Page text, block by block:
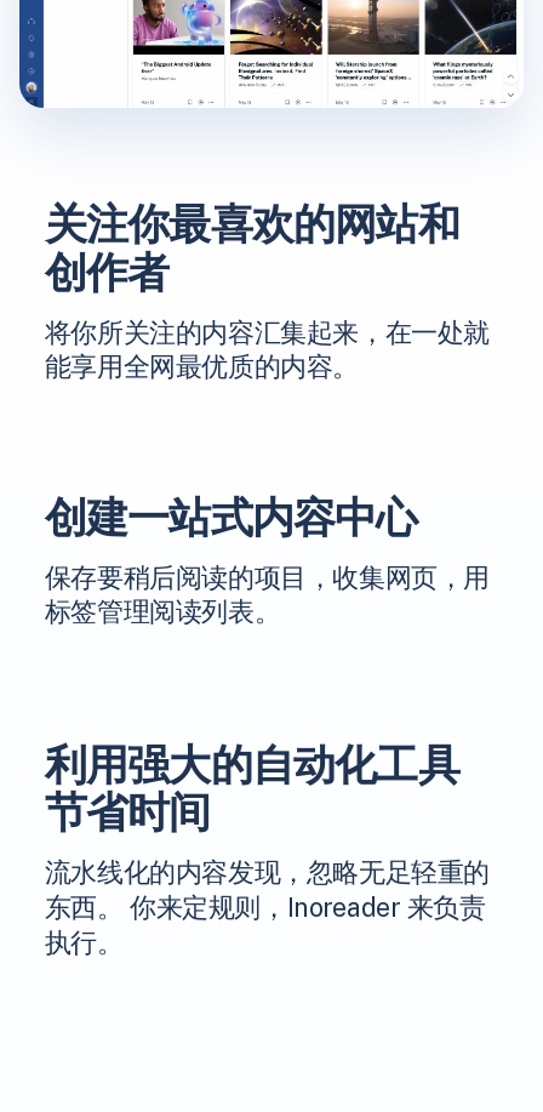
关注你最喜欢的网站和
创作者
将你所关注的内容汇集起来，在一处就
能享用全网最优质的内容。
创建一站式内容中心
保存要稍后阅读的项目，收集网页，用
标签管理阅读列表。
利用强大的自动化工具
节省时间
流水线化的内容发现，忽略无足轻重的
东西。 你来定规则，Inoreader 来负责
执行。